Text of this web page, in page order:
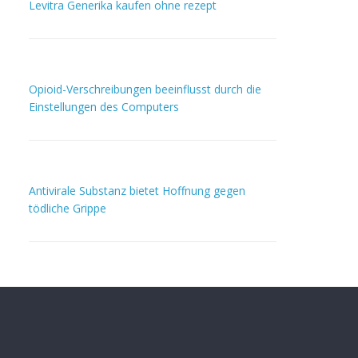
Levitra Generika kaufen ohne rezept
Opioid-Verschreibungen beeinflusst durch die
Einstellungen des Computers
Antivirale Substanz bietet Hoffnung gegen
tödliche Grippe